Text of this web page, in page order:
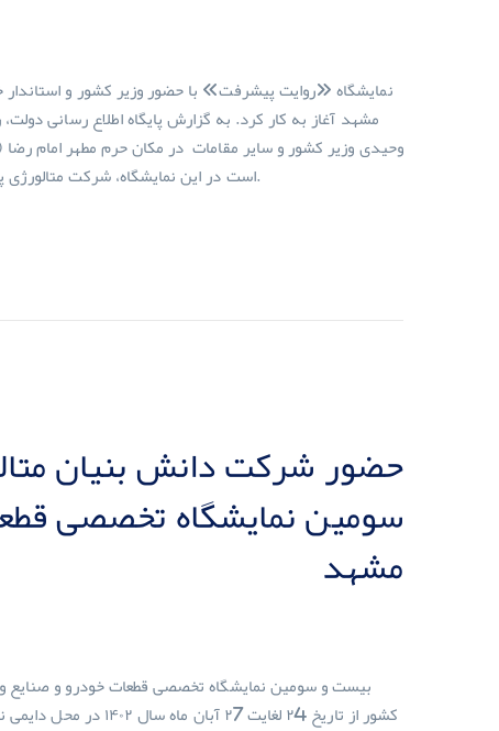
نمایشگاه «روایت پیشرفت» با حضور وزیر کشور و
وحیدی وزیر کشور و سایر مقامات در مکان حرم مطهر امام
است در این نمایشگاه، شرکت متالورژی پودر مشهد با هدف گزارش پیشرفت، رویکردها و راهبردها حضور دارد.
حضور شرکت دانش بنیان
سومین نمایشگاه تخصصی
مشهد
بیست و سومین نمایشگاه تخصصی قطعات خودرو و صنایع
کشور از تاریخ ۲4